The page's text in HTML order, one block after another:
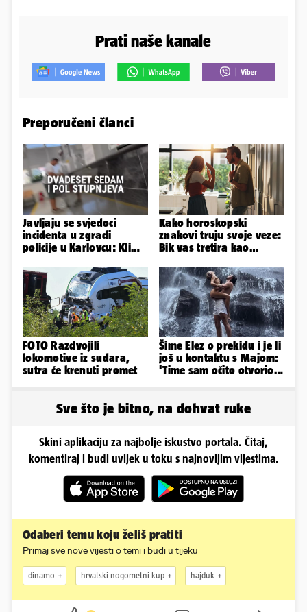
Prati naše kanale
Preporučeni članci
Javljaju se svjedoci
incidenta u zgradi
policije u Karlovcu: Klima
izađemo
Kako horoskopski
znakovi truju svoje veze:
Bik vas tretira kao
ugovor
FOTO Razdvojili
lokomotive iz sudara,
sutra će krenuti promet
Šime Elez o prekidu i je li
još u kontaktu s Majom:
'Time sam očito otvorio
Sve što je bitno, na dohvat ruke
Skini aplikaciju za najbolje iskustvo portala. Čitaj,
komentiraj i budi uvijek u toku s najnovijim vijestima.
Odaberi temu koju želiš pratiti
Primaj sve nove vijesti o temi i budi u tijeku
dinamo hrvatski nogometni kup hajduk